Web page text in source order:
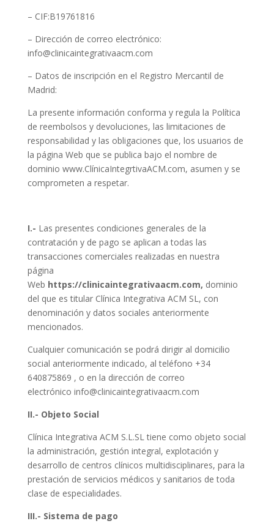
– CIF:B19761816
– Dirección de correo electrónico:
info@clinicaintegrativaacm.com
– Datos de inscripción en el Registro Mercantil de
Madrid:
La presente información conforma y regula la Política
de reembolsos y devoluciones, las limitaciones de
responsabilidad y las obligaciones que, los usuarios de
la página Web que se publica bajo el nombre de
dominio www.ClínicaIntegrtivaACM.com, asumen y se
comprometen a respetar.
I.- Las presentes condiciones generales de la
contratación y de pago se aplican a todas las
transacciones comerciales realizadas en nuestra
página
Web https://clinicaintegrativaacm.com, dominio
del que es titular Clínica Integrativa ACM SL, con
denominación y datos sociales anteriormente
mencionados.
Cualquier comunicación se podrá dirigir al domicilio
social anteriormente indicado, al teléfono +34
640875869 , o en la dirección de correo
electrónico info@clinicaintegrativaacm.com
II.- Objeto Social
Clínica Integrativa ACM S.L.SL tiene como objeto social
la administración, gestión integral, explotación y
desarrollo de centros clínicos multidisciplinares, para la
prestación de servicios médicos y sanitarios de toda
clase de especialidades.
III.- Sistema de pago